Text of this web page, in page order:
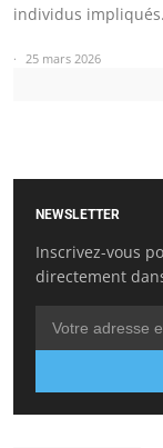
individus
25 mars 2026
NEWSLETTER
Inscrivez-vous
directement